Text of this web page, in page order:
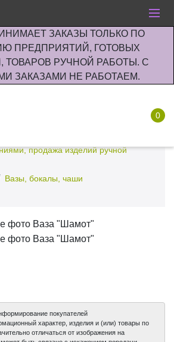
ЗАКАЗЫ ТОЛЬКО ПО
ПРЕДПРИЯТИЙ, ГОТОВЫХ
ТОВАРОВ РУЧНОЙ РАБОТЫ. С
ЗАКАЗАМИ НЕ РАБОТАЕМ.
0
продажа изделий ручной
Вазы, бокалы, чаши
покупателей
характер, изделия и (или) товары по
отличаться от изображения на